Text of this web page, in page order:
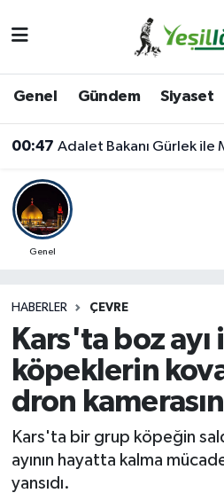
Genel Gündem Siyaset
00:47 Adalet Bakanı Gürlek ile Milletvekili
Genel
HABERLER ÇEVRE
Kars'ta boz ayı
köpeklerin
dron
Kars'ta bir grup köpeğin
ayının hayatta kalma
yansıdı.
Iğdır Trafik Yoğunluk
Süper Lig Puan Durumu
Son Dakika Haberleri
Haber Arşivi